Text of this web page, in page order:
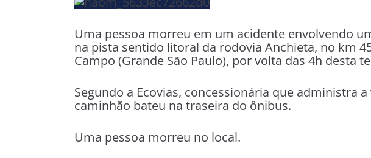
Uma pessoa morreu em um acidente envolvendo
na pista sentido litoral da rodovia Anchieta, no km
Campo (Grande São Paulo), por volta das 4h desta
Segundo a Ecovias, concessionária que administra
caminhão bateu na traseira do ônibus.
Uma pessoa morreu no local.